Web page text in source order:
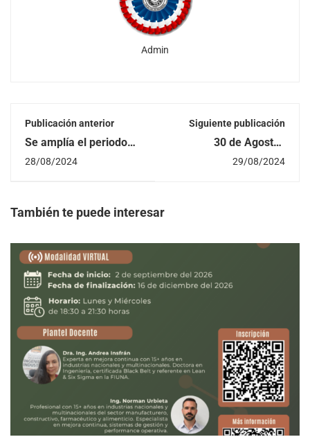
Admin
Publicación anterior
Se amplía el periodo
de inscripción para el
Diplomado en
Dispositivos PLC
28/08/2024
Siguiente publicación
30 de Agosto |
“Ingenieros en
Miniatura en el Mundo
29/08/2024
También te puede interesar